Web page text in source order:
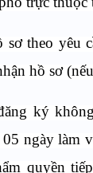
sơ theo yêu
hồ sơ
ký
ngày làm
quyền